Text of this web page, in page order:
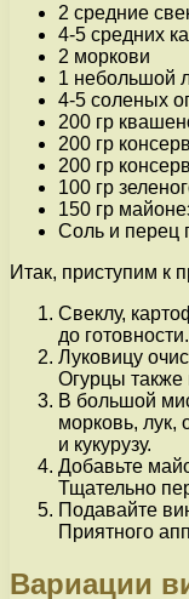
2 средние
4-5 средних
2 моркови
1 небольшой
4-5 соленых
200 гр
200 гр
200 гр
100 гр
150 гр
Соль и перец
Итак, приступим к
Свеклу,
до
Луковицу
Огурцы также
В большой
морковь, лук,
и кукурузу.
Добавьте
Тщательно
Подавайте
Приятного
Вариации